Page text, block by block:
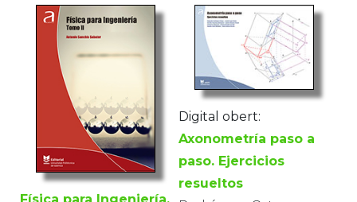
Física para Ingeniería.
Digital obert:
Axonometría paso a
paso. Ejercicios
resueltos